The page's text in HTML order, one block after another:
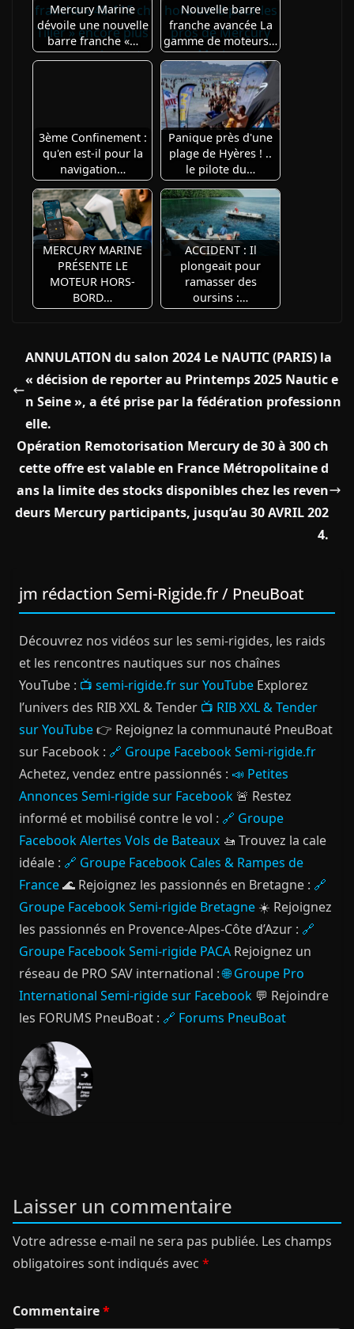
Mercury Marine
dévoile une nouvelle
barre franche «…
Nouvelle barre
franche avancée La
gamme de moteurs…
3ème Confinement :
qu'en est-il pour la
navigation…
Panique près d'une
plage de Hyères ! ..
le pilote du…
MERCURY MARINE
PRÉSENTE LE
MOTEUR HORS-
BORD…
ACCIDENT : Il
plongeait pour
ramasser des
oursins :…
ANNULATION du salon 2024 Le NAUTIC (PARIS) la
« décision de reporter au Printemps 2025 Nautic e
n Seine », a été prise par la fédération professionn
elle.
Opération Remotorisation Mercury de 30 à 300 ch
cette offre est valable en France Métropolitaine d
ans la limite des stocks disponibles chez les reven
deurs Mercury participants, jusqu’au 30 AVRIL 202
4.
jm rédaction Semi-Rigide.fr / PneuBoat
Découvrez nos vidéos sur les semi-rigides, les raids
et les rencontres nautiques sur nos chaînes
YouTube : 📺 semi-rigide.fr sur YouTube Explorez
l’univers des RIB XXL & Tender 📺 RIB XXL & Tender
sur YouTube👉 Rejoignez la communauté PneuBoat
sur Facebook : 🔗 Groupe Facebook Semi-rigide.fr
Achetez, vendez entre passionnés : 📣 Petites
Annonces Semi-rigide sur Facebook 🚨 Restez
informé et mobilisé contre le vol : 🔗 Groupe
Facebook Alertes Vols de Bateaux 🚤 Trouvez la cale
idéale : 🔗 Groupe Facebook Cales & Rampes de
France🌊 Rejoignez les passionnés en Bretagne : 🔗
Groupe Facebook Semi-rigide Bretagne ☀️ Rejoignez
les passionnés en Provence-Alpes-Côte d’Azur : 🔗
Groupe Facebook Semi-rigide PACA Rejoignez un
réseau de PRO SAV international :🌐 Groupe Pro
International Semi-rigide sur Facebook 💬 Rejoindre
les FORUMS PneuBoat : 🔗 Forums PneuBoat
Laisser un commentaire
Votre adresse e-mail ne sera pas publiée. Les champs
obligatoires sont indiqués avec *
Commentaire*